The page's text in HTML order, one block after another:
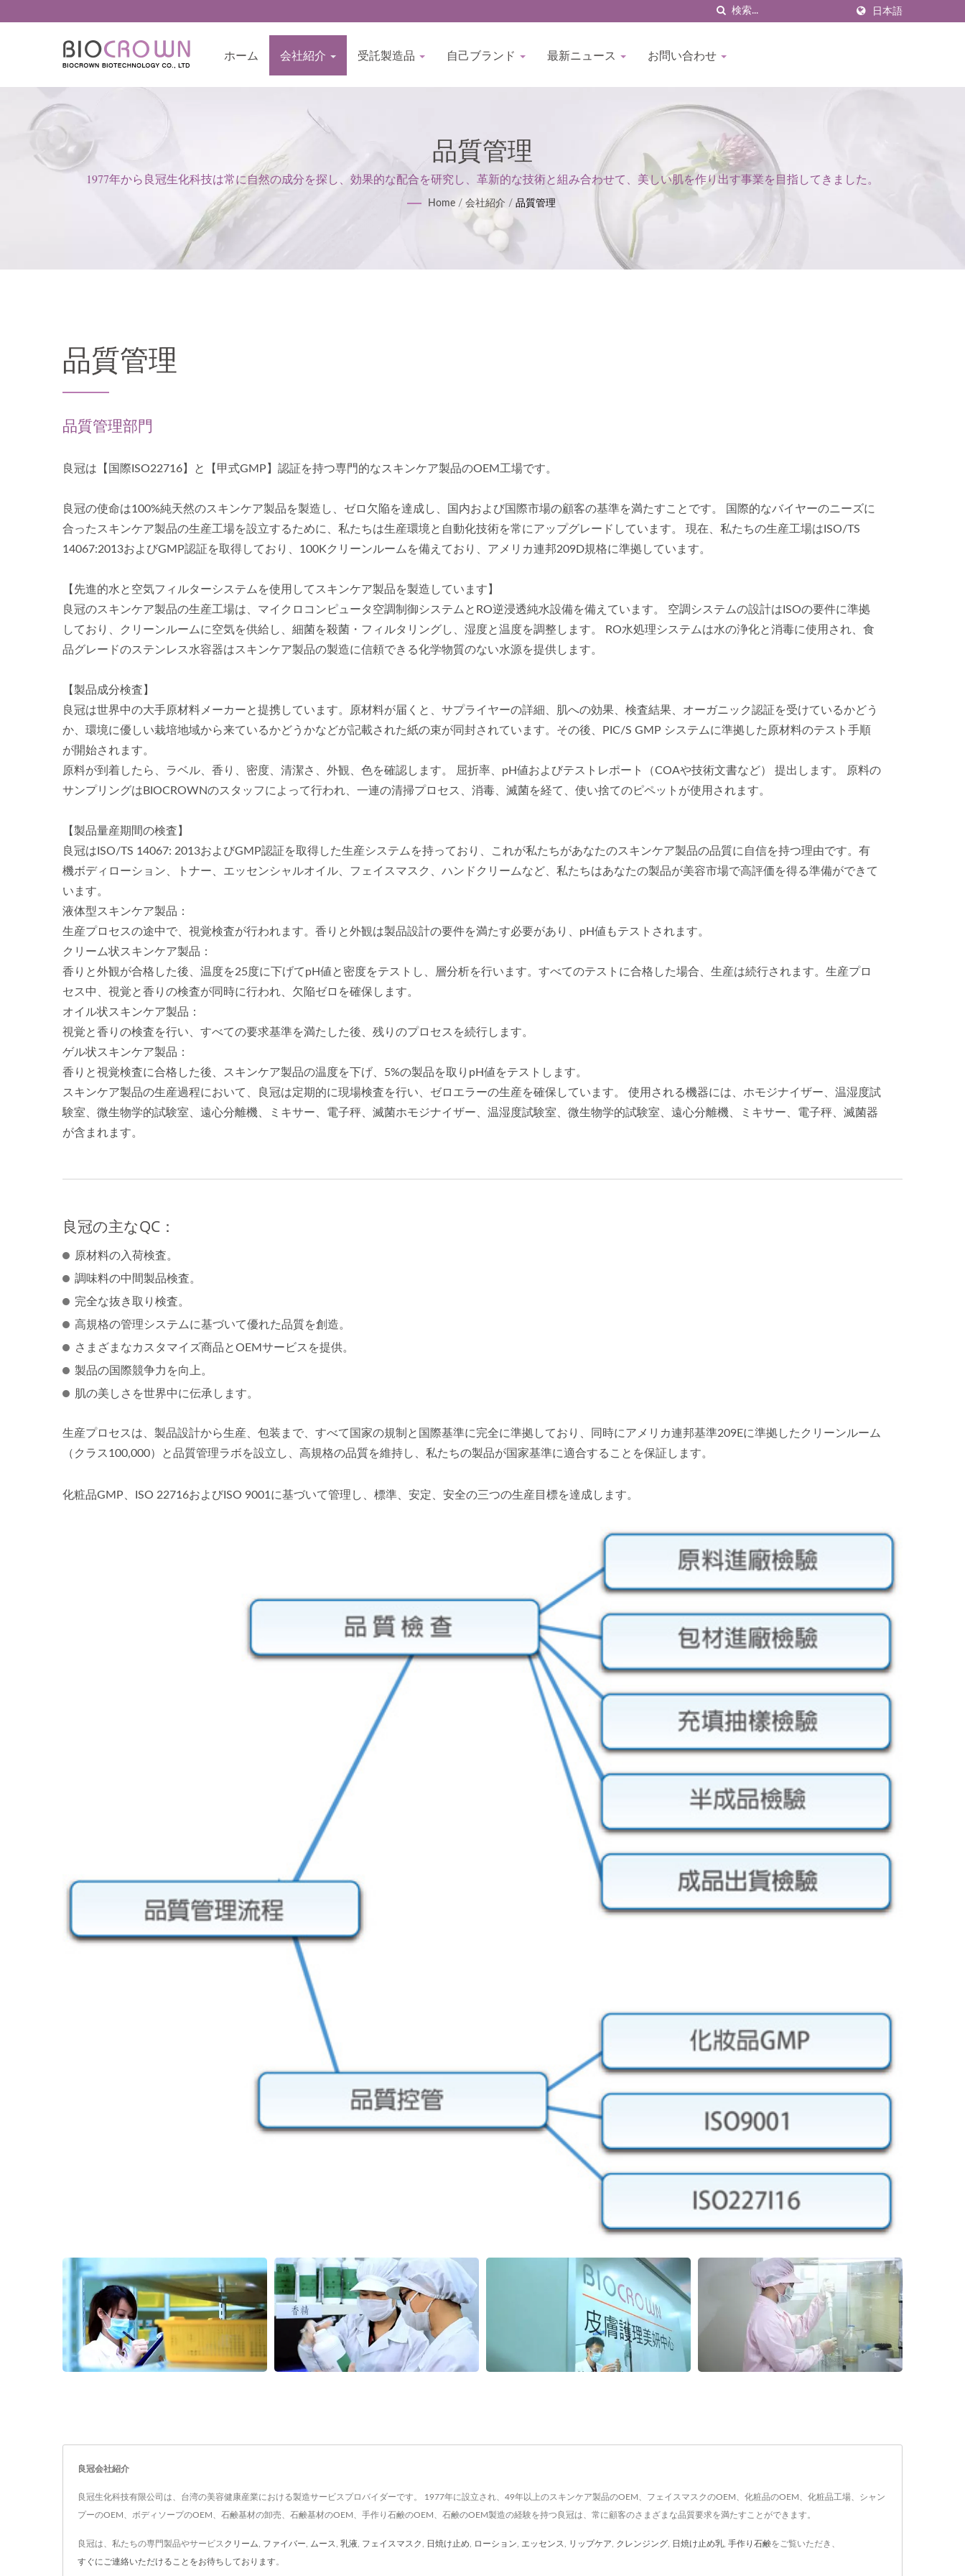
日本語
ホーム 会社紹介 受託製造品 自己ブランド 最新ニュース お問い合わせ
品質管理
1977年から良冠生化科技は常に自然の成分を探し、効果的な配合を研究し、革新的な技術と組み合わせて、美しい肌を作り出す事業を目指してきました。
Home / 会社紹介 / 品質管理
品質管理
品質管理部門
良冠は【国際ISO22716】と【甲式GMP】認証を持つ専門的なスキンケア製品のOEM工場です。
良冠の使命は100%純天然のスキンケア製品を製造し、ゼロ欠陥を達成し、国内および国際市場の顧客の基準を満たすことです。 国際的なバイヤーのニーズに
合ったスキンケア製品の生産工場を設立するために、私たちは生産環境と自動化技術を常にアップグレードしています。 現在、私たちの生産工場はISO/TS
14067:2013およびGMP認証を取得しており、100Kクリーンルームを備えており、アメリカ連邦209D規格に準拠しています。
【先進的水と空気フィルターシステムを使用してスキンケア製品を製造しています】
良冠のスキンケア製品の生産工場は、マイクロコンピュータ空調制御システムとRO逆浸透純水設備を備えています。 空調システムの設計はISOの要件に準拠
しており、クリーンルームに空気を供給し、細菌を殺菌・フィルタリングし、湿度と温度を調整します。 RO水処理システムは水の浄化と消毒に使用され、食
品グレードのステンレス水容器はスキンケア製品の製造に信頼できる化学物質のない水源を提供します。
【製品成分検査】
良冠は世界中の大手原材料メーカーと提携しています。原材料が届くと、サプライヤーの詳細、肌への効果、検査結果、オーガニック認証を受けているかどう
か、環境に優しい栽培地域から来ているかどうかなどが記載された紙の束が同封されています。その後、PIC/S GMP システムに準拠した原材料のテスト手順
が開始されます。
原料が到着したら、ラベル、香り、密度、清潔さ、外観、色を確認します。 屈折率、pH値およびテストレポート（COAや技術文書など） 提出します。 原料の
サンプリングはBIOCROWNのスタッフによって行われ、一連の清掃プロセス、消毒、滅菌を経て、使い捨てのピペットが使用されます。
【製品量産期間の検査】
良冠はISO/TS 14067: 2013およびGMP認証を取得した生産システムを持っており、これが私たちがあなたのスキンケア製品の品質に自信を持つ理由です。有
機ボディローション、トナー、エッセンシャルオイル、フェイスマスク、ハンドクリームなど、私たちはあなたの製品が美容市場で高評価を得る準備ができて
います。
液体型スキンケア製品：
生産プロセスの途中で、視覚検査が行われます。香りと外観は製品設計の要件を満たす必要があり、pH値もテストされます。
クリーム状スキンケア製品：
香りと外観が合格した後、温度を25度に下げてpH値と密度をテストし、層分析を行います。すべてのテストに合格した場合、生産は続行されます。生産プロ
セス中、視覚と香りの検査が同時に行われ、欠陥ゼロを確保します。
オイル状スキンケア製品：
視覚と香りの検査を行い、すべての要求基準を満たした後、残りのプロセスを続行します。
ゲル状スキンケア製品：
香りと視覚検査に合格した後、スキンケア製品の温度を下げ、5%の製品を取りpH値をテストします。
スキンケア製品の生産過程において、良冠は定期的に現場検査を行い、ゼロエラーの生産を確保しています。 使用される機器には、ホモジナイザー、温湿度試
験室、微生物学的試験室、遠心分離機、ミキサー、電子秤、滅菌ホモジナイザー、温湿度試験室、微生物学的試験室、遠心分離機、ミキサー、電子秤、滅菌器
が含まれます。
良冠の主なQC：
原材料の入荷検査。
調味料の中間製品検査。
完全な抜き取り検査。
高規格の管理システムに基づいて優れた品質を創造。
さまざまなカスタマイズ商品とOEMサービスを提供。
製品の国際競争力を向上。
肌の美しさを世界中に伝承します。
生産プロセスは、製品設計から生産、包装まで、すべて国家の規制と国際基準に完全に準拠しており、同時にアメリカ連邦基準209Eに準拠したクリーンルーム
（クラス100,000）と品質管理ラボを設立し、高規格の品質を維持し、私たちの製品が国家基準に適合することを保証します。
化粧品GMP、ISO 22716およびISO 9001に基づいて管理し、標準、安定、安全の三つの生産目標を達成します。
良冠会社紹介
良冠生化科技有限公司は、台湾の美容健康産業における製造サービスプロバイダーです。 1977年に設立され、49年以上のスキンケア製品のOEM、フェイスマスクのOEM、化粧品のOEM、化粧品工場、シャン
プーのOEM、ボディソープのOEM、石鹸基材の卸売、石鹸基材のOEM、手作り石鹸のOEM、石鹸のOEM製造の経験を持つ良冠は、常に顧客のさまざまな品質要求を満たすことができます。
良冠は、私たちの専門製品やサービス クリーム ファイバー ムース 乳液 フェイスマスク 日焼け止め ローション エッセンス リップケア クレンジング 日焼け止め乳 手作り石鹸をご覧いただき、
すぐにご連絡いただけることをお待ちしております。